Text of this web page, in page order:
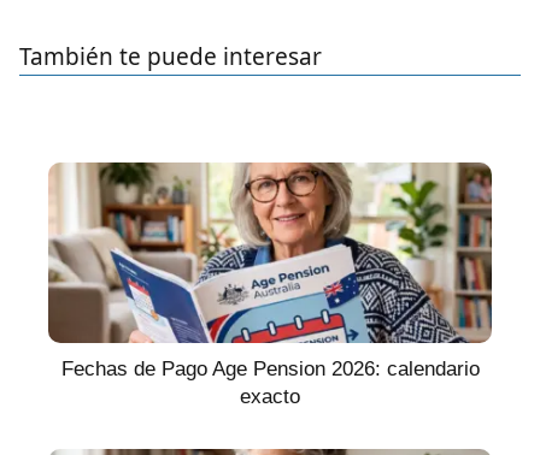
También te puede interesar
Fechas de Pago Age Pension 2026: calendario
exacto